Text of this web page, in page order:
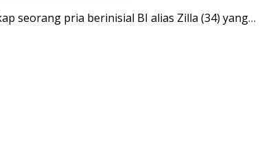
seorang pria berinisial BI alias Zilla (34) yang…